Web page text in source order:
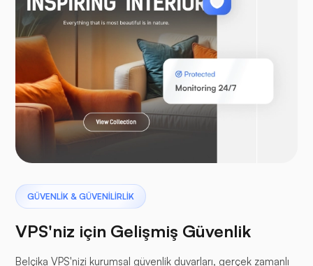
Laravel
Pterodaktil
GÜVENLİK & GÜVENİLİRLİK
VPS'niz için Gelişmiş Güvenlik
Belçika VPS'nizi kurumsal güvenlik duvarları, gerçek zamanlı